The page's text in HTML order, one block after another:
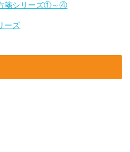
箋シリーズ①～④
ーズ